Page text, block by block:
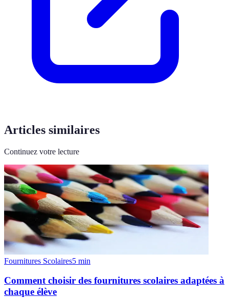
Articles similaires
Continuez votre lecture
Fournitures Scolaires5 min
Comment choisir des fournitures scolaires adaptées à
chaque élève